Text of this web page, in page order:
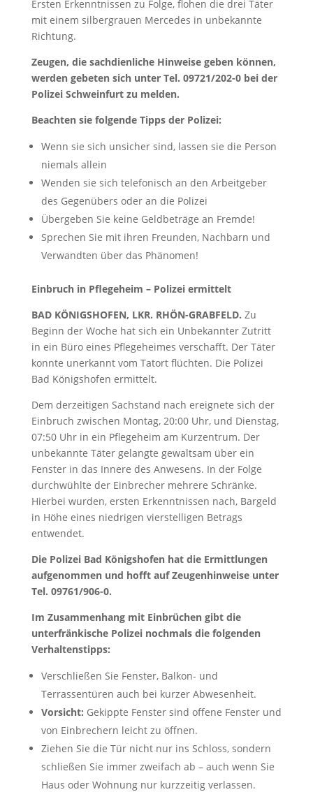
Ersten Erkenntnissen zu Folge, flohen die drei Täter
mit einem silbergrauen Mercedes in unbekannte
Richtung.
Zeugen, die sachdienliche Hinweise geben können,
werden gebeten sich unter Tel. 09721/202-0 bei der
Polizei Schweinfurt zu melden.
Beachten sie folgende Tipps der Polizei:
Wenn sie sich unsicher sind, lassen sie die Person
niemals allein
Wenden sie sich telefonisch an den Arbeitgeber
des Gegenübers oder an die Polizei
Übergeben Sie keine Geldbeträge an Fremde!
Sprechen Sie mit ihren Freunden, Nachbarn und
Verwandten über das Phänomen!
Einbruch in Pflegeheim – Polizei ermittelt
BAD KÖNIGSHOFEN, LKR. RHÖN-GRABFELD. Zu
Beginn der Woche hat sich ein Unbekannter Zutritt
in ein Büro eines Pflegeheimes verschafft. Der Täter
konnte unerkannt vom Tatort flüchten. Die Polizei
Bad Königshofen ermittelt.
Dem derzeitigen Sachstand nach ereignete sich der
Einbruch zwischen Montag, 20:00 Uhr, und Dienstag,
07:50 Uhr in ein Pflegeheim am Kurzentrum. Der
unbekannte Täter gelangte gewaltsam über ein
Fenster in das Innere des Anwesens. In der Folge
durchwühlte der Einbrecher mehrere Schränke.
Hierbei wurden, ersten Erkenntnissen nach, Bargeld
in Höhe eines niedrigen vierstelligen Betrags
entwendet.
Die Polizei Bad Königshofen hat die Ermittlungen
aufgenommen und hofft auf Zeugenhinweise unter
Tel. 09761/906-0.
Im Zusammenhang mit Einbrüchen gibt die
unterfränkische Polizei nochmals die folgenden
Verhaltenstipps:
Verschließen Sie Fenster, Balkon- und
Terrassentüren auch bei kurzer Abwesenheit.
Vorsicht: Gekippte Fenster sind offene Fenster und
von Einbrechern leicht zu öffnen.
Ziehen Sie die Tür nicht nur ins Schloss, sondern
schließen Sie immer zweifach ab – auch wenn Sie
Haus oder Wohnung nur kurzzeitig verlassen.